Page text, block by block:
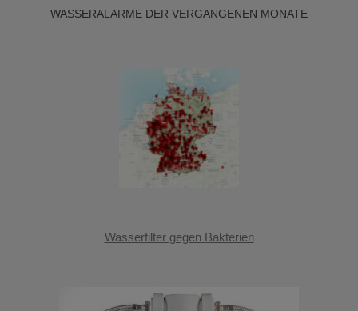
WASSERALARME DER VERGANGENEN MONATE
Wasserfilter gegen Bakterien